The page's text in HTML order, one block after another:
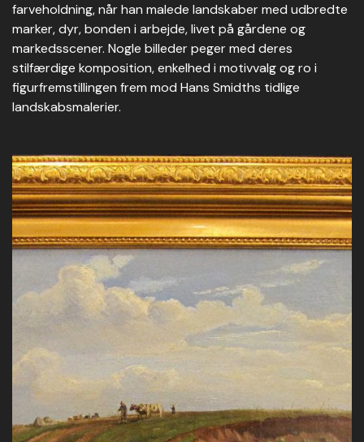
farveholdning, når han malede landskaber med udbredte
marker, dyr, bonden i arbejde, livet på gårdene og
markedsscener. Nogle billeder peger med deres
stilfærdige komposition, enkelhed i motivvalg og ro i
figurfremstillingen frem mod Hans Smidths tidlige
landskabsmalerier.